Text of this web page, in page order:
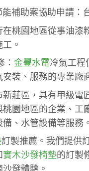
能補助案協助申請：
在桃園地區從事油漆
。
： 金豐水電冷氣工程
裝、服務的專業廠
莊區，具有甲級電
園地區的企業、工
、水管設備等服務。
訂製推薦。我們提供
實木沙發椅墊的訂製
發體驗。